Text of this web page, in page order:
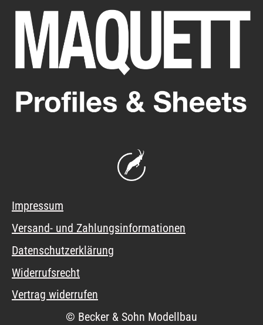
Impressum
Versand- und Zahlungsinformationen
Datenschutzerklärung
Widerrufsrecht
Vertrag widerrufen
© Becker & Sohn Modellbau